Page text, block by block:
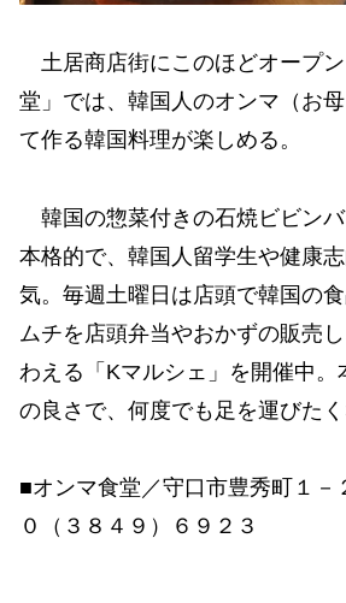
土居商店街にこのほどオープ
堂」では、韓国人のオンマ（お
て作る韓国料理が楽しめる。
韓国の惣菜付きの石焼ビビン
本格的で、韓国人留学生や健康
気。毎週土曜日は店頭で韓国の
ムチを店頭弁当やおかずの販売
わえる「Kマルシェ」を開催中。
の良さで、何度でも足を運びたく
■オンマ食堂／守口市豊秀町１－
０（３８４９）６９２３